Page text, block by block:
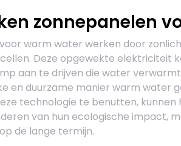
zonnepanelen
warm water werken door
Deze opgewekte elektriciteit
aan te drijven die water
en duurzame manier warm water
technologie te benutten,
van hun ecologische impact,
de lange termijn.